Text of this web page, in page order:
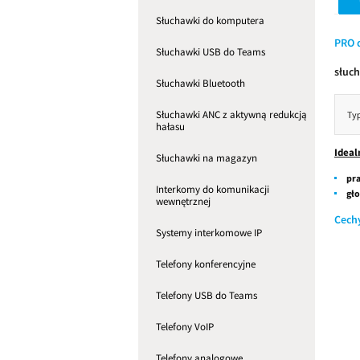
Słuchawki do komputera
Słuchawki USB do Teams
Słuchawki Bluetooth
Słuchawki ANC z aktywną redukcją
hałasu
Słuchawki na magazyn
Interkomy do komunikacji
wewnętrznej
Systemy interkomowe IP
Telefony konferencyjne
Telefony USB do Teams
Telefony VoIP
PRO